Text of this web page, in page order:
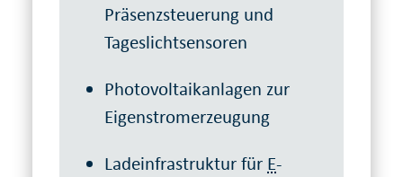
Präsenzsteuerung und
Tageslichtsensoren
Photovoltaikanlagen zur
Eigenstromerzeugung
Ladeinfrastruktur für E-